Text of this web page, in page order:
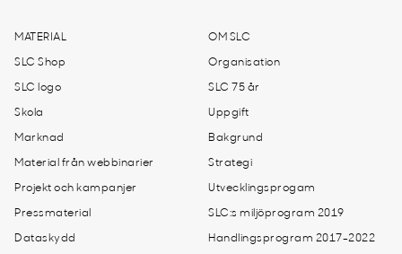
MATERIAL
SLC Shop
SLC logo
Skola
Marknad
Material från webbinarier
Projekt och kampanjer
Pressmaterial
Dataskydd
OM SLC
Organisation
SLC 75 år
Uppgift
Bakgrund
Strategi
Utvecklingsprogam
SLC:s miljöprogram 2019
Handlingsprogram 2017-2022